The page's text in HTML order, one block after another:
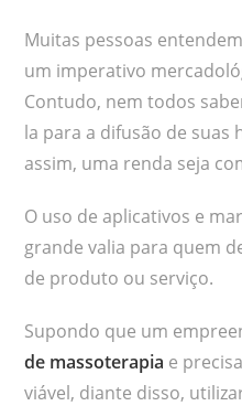
Muitas pessoas
um imperativo
Contudo, nem todos
la para a difusão de suas
assim, uma renda seja
O uso de aplicativos e
grande valia para quem
de produto ou serviço.
Supondo que um
de massoterapia e
viável, diante disso,